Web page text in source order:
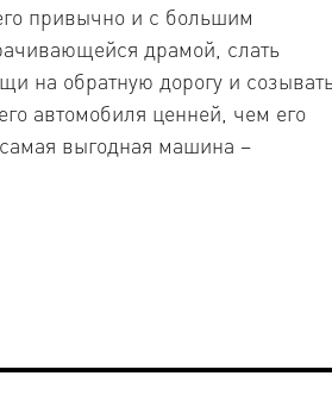
привычно и с большим
драмой, слать
на обратную дорогу и
автомобиля ценней, чем его
выгодная машина –